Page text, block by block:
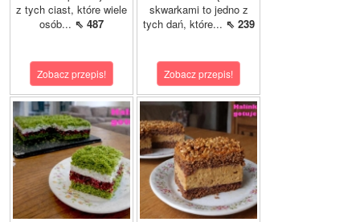
z tych ciast, które wiele
osób... ⇖ 487
Zobacz przepis!
skwarkami to jedno z
tych dań, które... ⇖ 239
Zobacz przepis!